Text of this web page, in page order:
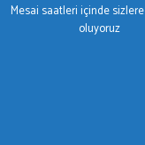
Mesai saatleri içinde sizlere
oluyoruz